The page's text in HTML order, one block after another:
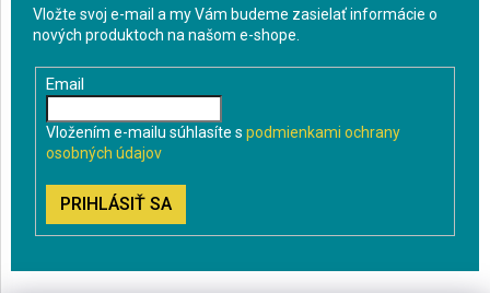
Vložte svoj e-mail a my Vám budeme zasielať informácie o
nových produktoch na našom e-shope.
Email
Vložením e-mailu súhlasíte s podmienkami ochrany
osobných údajov
PRIHLÁSIŤ SA